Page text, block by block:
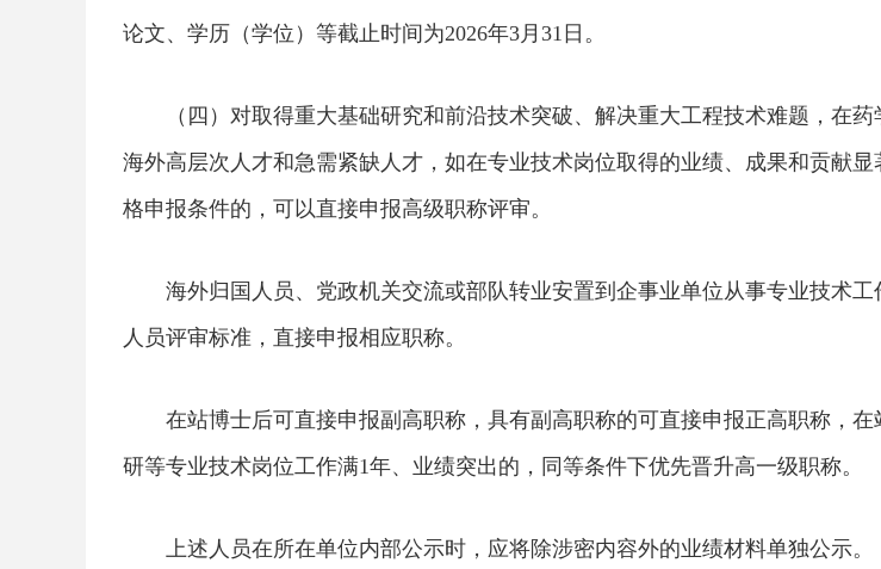
论文、学历（学位）等截止时间为2026年3月31日。
（四）对取得重大基础研究和前沿技术突破、解决重大工程技术难题，在
海外高层次人才和急需紧缺人才，如在专业技术岗位取得的业绩、成果和贡献
格申报条件的，可以直接申报高级职称评审。
海外归国人员、党政机关交流或部队转业安置到企事业单位从事专业技术
人员评审标准，直接申报相应职称。
在站博士后可直接申报副高职称，具有副高职称的可直接申报正高职称，
研等专业技术岗位工作满1年、业绩突出的，同等条件下优先晋升高一级职称。
上述人员在所在单位内部公示时，应将除涉密内容外的业绩材料单独公示。